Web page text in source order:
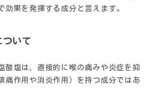
効果を発揮する成分と言えます。
ついて
酸塩は、直接的に喉の痛みや炎症を抑
痛作用や消炎作用）を持つ成分ではあ